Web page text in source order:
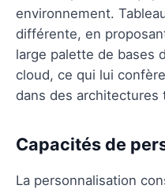
environnement.
différente, en
large palette de bases
cloud, ce qui lui
dans des architectures
Capacités de
La personnalisation